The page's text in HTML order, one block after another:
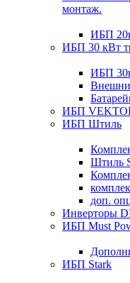
монтаж.
ИБП
ИБП 30 кВт
ИБП
ИБП
ИБП Штиль
Штиль
доп.
Инверторы
ИБП Must
ИБП Stark